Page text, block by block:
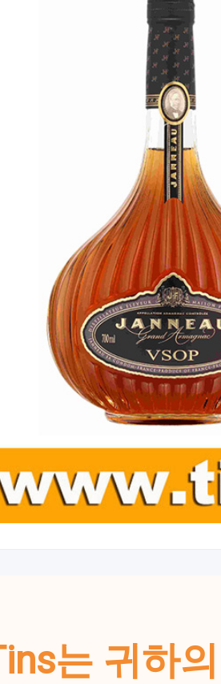
는 귀하